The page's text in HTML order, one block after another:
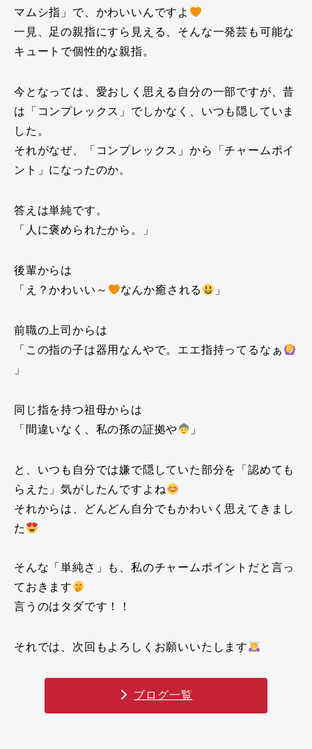
マムシ指」で、かわいいんですよ
一見、足の親指にすら見える、そんな一発芸も可能な
キュートで個性的な親指。
今となっては、愛おしく思える自分の一部ですが、昔
は「コンプレックス」でしかなく、いつも隠していま
した。
それがなぜ、「コンプレックス」から「チャームポイ
ント」になったのか。
答えは単純です。
「人に褒められたから。」
後輩からは
「え？かわいい～
なんか癒される 」
前職の上司からは
「この指の子は器用なんやで。エエ指持ってるなぁ
」
同じ指を持つ祖母からは
「間違いなく、私の孫の証拠や
」
と、いつも自分では嫌で隠していた部分を「認めても
らえた」気がしたんですよね
それからは、どんどん自分でもかわいく思えてきまし
た
そんな「単純さ」も、私のチャームポイントだと言っ
ておきます
言うのはタダです！！
それでは、次回もよろしくお願いいたします
ブログ一覧